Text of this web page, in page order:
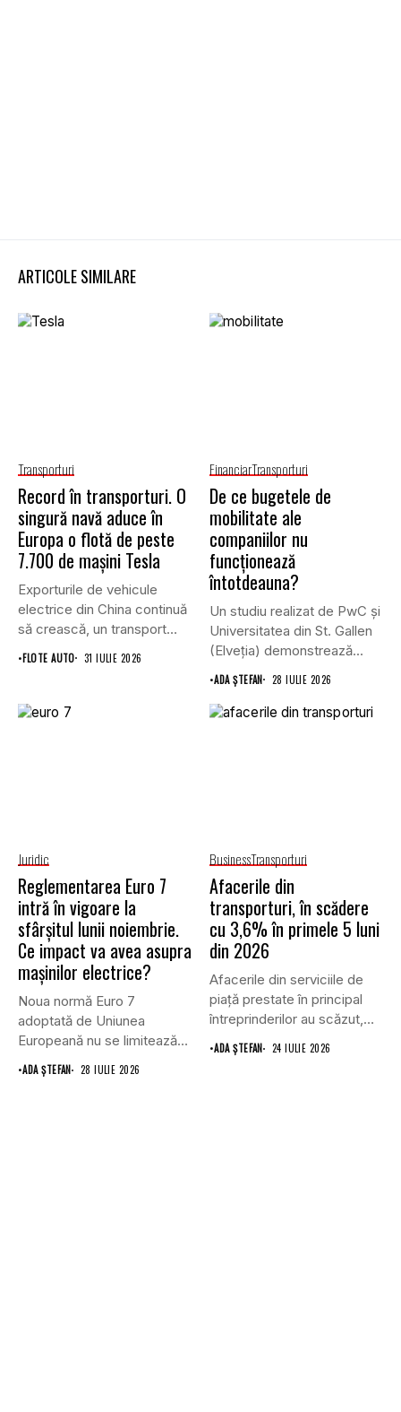
ARTICOLE SIMILARE
Transporturi
Record în transporturi. O
singură navă aduce în
Europa o flotă de peste
7.700 de mașini Tesla
Exporturile de vehicule
electrice din China continuă
să crească, un transport
record...
•FLOTE AUTO 31 IULIE 2026
FinanciarTransporturi
De ce bugetele de
mobilitate ale
companiilor nu
funcționează
întotdeauna?
Un studiu realizat de PwC și
Universitatea din St. Gallen
(Elveția) demonstrează...
•ADA ȘTEFAN 28 IULIE 2026
Juridic
Reglementarea Euro 7
intră în vigoare la
sfârșitul lunii noiembrie.
Ce impact va avea asupra
mașinilor electrice?
Noua normă Euro 7
adoptată de Uniunea
Europeană nu se limitează
doar...
•ADA ȘTEFAN 28 IULIE 2026
BusinessTransporturi
Afacerile din
transporturi, în scădere
cu 3,6% în primele 5 luni
din 2026
Afacerile din serviciile de
piaţă prestate în principal
întreprinderilor au scăzut,
în...
•ADA ȘTEFAN 24 IULIE 2026